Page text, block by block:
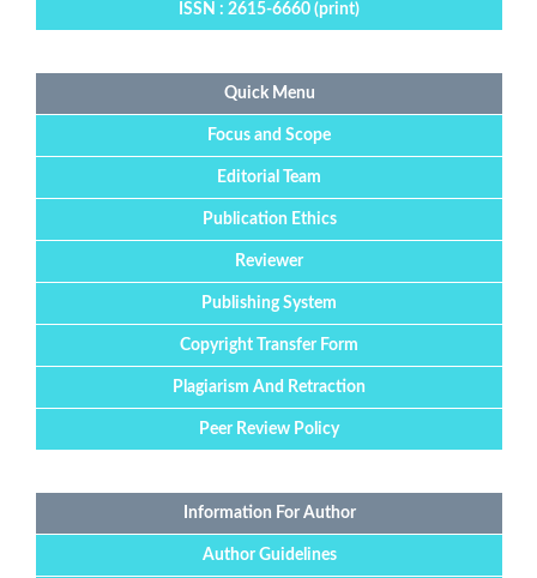
ISSN : 2615-6660 (print)
Quick Menu
Focus and Scope
Editorial Team
Publication Ethics
Reviewer
Publishing System
Copyright Transfer Form
Plagiarism And Retraction
Peer Review Policy
Information For Author
Author Guidelines